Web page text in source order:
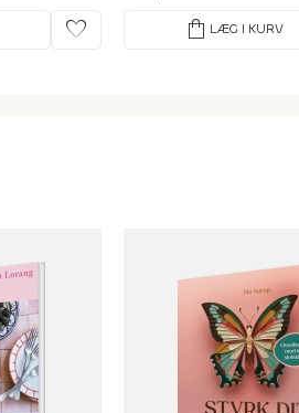
favorite shopping_bag LÆG I KURV